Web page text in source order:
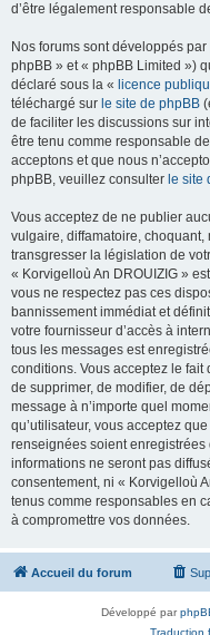
d’être légalement responsable
Nos forums sont développés
phpBB » et « phpBB Limited »)
déclaré sous la « licence
téléchargé sur le site de phpBB
de faciliter les discussions sur
être tenu comme responsable
acceptons et que nous
phpBB, veuillez consulter le site
Vous acceptez de ne publier
vulgaire, diffamatoire,
transgresser la législation de
« Korvigelloù An DROUIZIG »
vous ne respectez pas ces
bannissement immédiat et
votre fournisseur d’accès à
tous les messages est
conditions. Vous acceptez le fait
de supprimer, de modifier, de
message à n’importe quel
qu’utilisateur, vous acceptez
renseignées soient
informations ne seront pas
consentement, ni « Korvigelloù
tenus comme responsables en
à compromettre vos données.
Accueil du forum
Développé par
Traduction